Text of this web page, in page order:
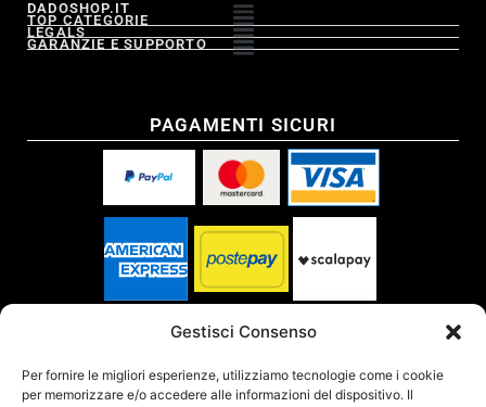
Gestisci Consenso
Per fornire le migliori esperienze, utilizziamo tecnologie come i cookie
per memorizzare e/o accedere alle informazioni del dispositivo. Il
DADOSHOP.IT
TOP CATEGORIE
LEGALS
GARANZIE E SUPPORTO
PAGAMENTI SICURI